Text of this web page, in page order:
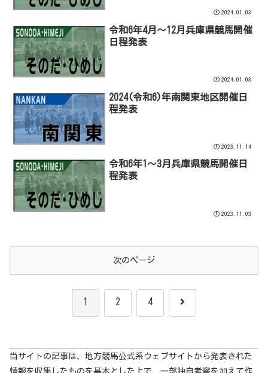
2024.01.03
令和6年4月～12月兵庫県競馬開催
日程発表
2024.01.03
2024(令和6)年南関東地区開催日
程発表
2023.11.14
令和6年1～3月兵庫県競馬開催日
程発表
2023.11.03
次のページ
1 2 4 次
当サイトの記事は、地方競馬公式系ウェブサイトから発表された
情報を収集したものを基本とした上で、一部独自考察を加えて作